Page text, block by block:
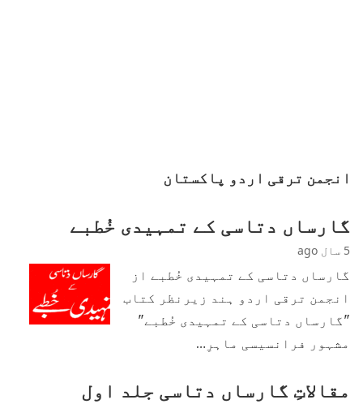
انجمن ترقی اردو پاکستان
گارساں دتاسی کے تمہیدی خُطبے
5 سال ago
گارساں دتاسی کے تمہیدی خُطبے از
انجمن ترقی اردو ہند زیرنظر کتاب
"گارساں دتاسی کے تمہیدی خُطبے"
مشہور فرانسیسی ماہرِ…
مقالاتِ گارساں دتاسی جلد اول